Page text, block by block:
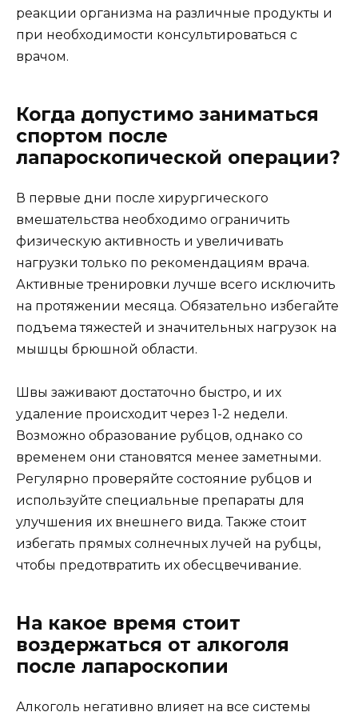
реакции организма на различные продукты и
при необходимости консультироваться с
врачом.
Когда допустимо заниматься
спортом после
лапароскопической операции?
В первые дни после хирургического
вмешательства необходимо ограничить
физическую активность и увеличивать
нагрузки только по рекомендациям врача.
Активные тренировки лучше всего исключить
на протяжении месяца. Обязательно избегайте
подъема тяжестей и значительных нагрузок на
мышцы брюшной области.
Швы заживают достаточно быстро, и их
удаление происходит через 1-2 недели.
Возможно образование рубцов, однако со
временем они становятся менее заметными.
Регулярно проверяйте состояние рубцов и
используйте специальные препараты для
улучшения их внешнего вида. Также стоит
избегать прямых солнечных лучей на рубцы,
чтобы предотвратить их обесцвечивание.
На какое время стоит
воздержаться от алкоголя
после лапароскопии
Алкоголь негативно влияет на все системы